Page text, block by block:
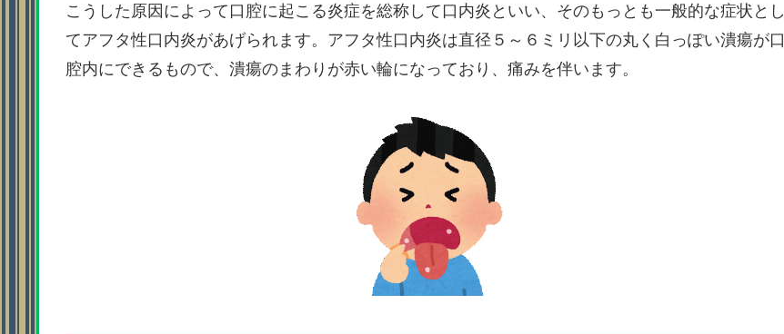
こうした原因によって口腔に起こる炎症を総称して口内炎といい、そのもっとも一般的な症状とし
てアフタ性口内炎があげられます。アフタ性口内炎は直径５～６ミリ以下の丸く白っぽい潰瘍が口
腔内にできるもので、潰瘍のまわりが赤い輪になっており、痛みを伴います。